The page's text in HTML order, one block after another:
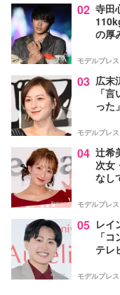
02 寺田
の厚
モデルプレス
03 広末
「
った」
モデルプレス
04 辻希
次女
なし
モデルプレス
05 レイ
「
テレ
モデルプレス